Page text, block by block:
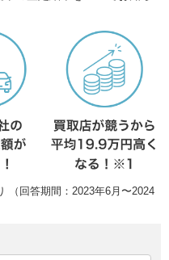
（回答期間：2023年6月〜2024